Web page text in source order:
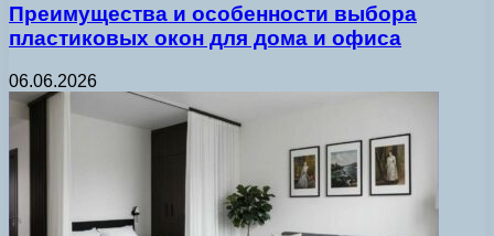
Преимущества и особенности выбора
пластиковых окон для дома и офиса
06.06.2026